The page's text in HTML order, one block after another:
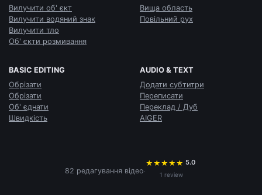
Вилучити об' єкт
Вилучити водяний знак
Вилучити тло
Об' єкти розмивання
Вища область
Повільний рух
BASIC EDITING
Обрізати
Обрізати
Об' єднати
Швидкість
AUDIO & TEXT
Додати субтитри
Переписати
Переклад / Дуб
AIGER
82 редагування відео·
★ ★ ★ ★ ★ 5.0
1 review